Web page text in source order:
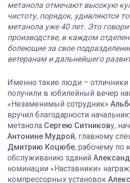
метанола отмечают высокую
чистоту, порядок, удивляются
метанола уже 40 лет. Это
производстве, в каждом
болеющие за свое
ветеранам и дальнейшего
Именно такие люди – отличники
получили в юбилейный вечер
«Незаменимый сотрудник»
вручил благодарности
метанола Сергею Ситникову,
Антонине Мудрой, главному
Дмитрию Коцюбе, рабочему по
обслуживанию зданий
номинации «Наставники»
компрессорных установок